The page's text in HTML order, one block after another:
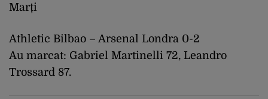
Marți
Athletic Bilbao – Arsenal Londra 0-2
Au marcat: Gabriel Martinelli 72, Leandro
Trossard 87.